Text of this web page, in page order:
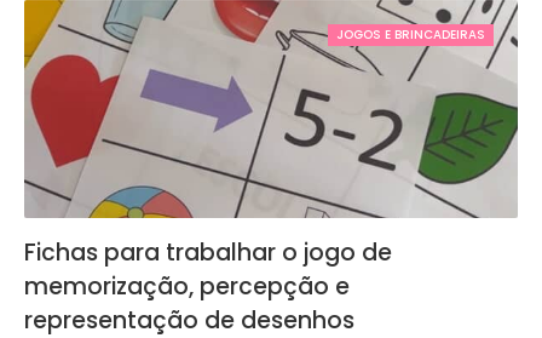
JOGOS E BRINCADEIRAS
Fichas para trabalhar o jogo de
memorização, percepção e
representação de desenhos